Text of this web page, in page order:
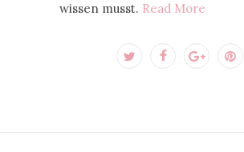
wissen musst. Read More